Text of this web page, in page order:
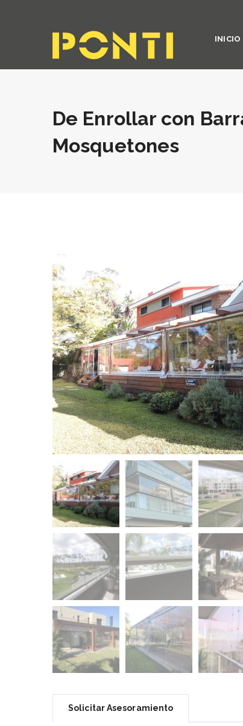
INICIO
De Enrollar con
Mosquetones
Solicitar Asesoramiento